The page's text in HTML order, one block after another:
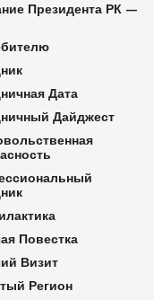
Президента РК —
Дата
Дайджест
Повестка
Визит
Регион